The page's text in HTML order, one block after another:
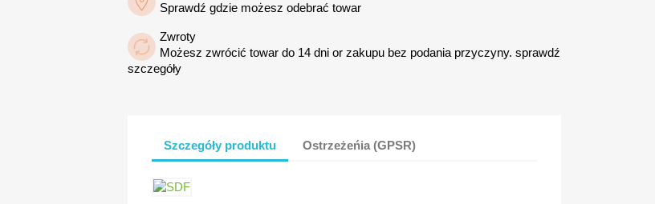
Sprawdź gdzie możesz odebrać towar
Zwroty
Możesz zwrócić towar do 14 dni or zakupu bez podania przyczyny. sprawdź
szczegóły
Szczegóły produktu Ostrzeżeńia (GPSR)